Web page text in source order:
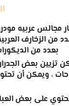
مجالس عربيه
من الزخارف
بعدد من
تزيين بعض
، ويمكن أن
على بعض